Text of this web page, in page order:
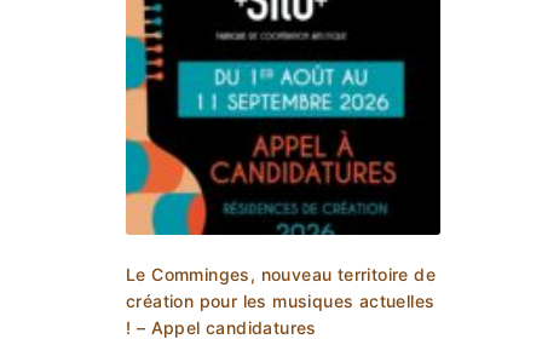
Le Comminges, nouveau territoire de
création pour les musiques actuelles
! – Appel candidatures